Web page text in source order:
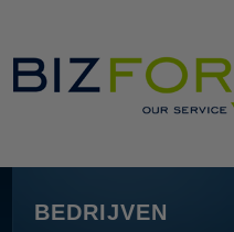
BEDRIJVEN